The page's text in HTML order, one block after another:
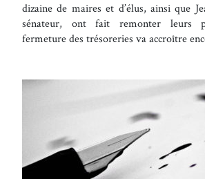
dizaine de maires et d’élus, ainsi que
sénateur, ont fait remonter leurs
fermeture des trésoreries va accroître